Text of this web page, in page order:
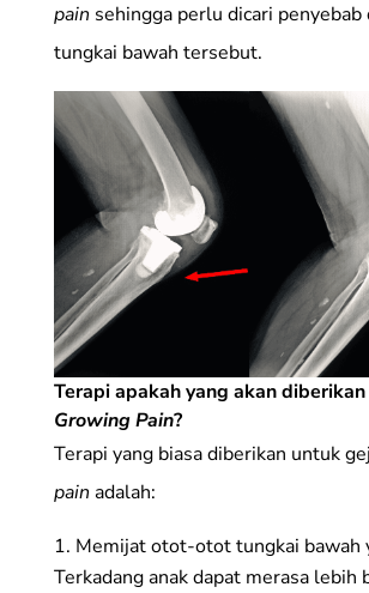
pain sehingga perlu dicari penyebab
tungkai bawah tersebut.
Terapi apakah yang akan
Growing Pain?
Terapi yang biasa diberikan untuk
pain adalah:
Memijat otot-otot tungkai bawah
Terkadang anak dapat merasa lebih